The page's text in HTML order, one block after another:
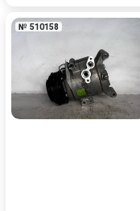
№ 510158